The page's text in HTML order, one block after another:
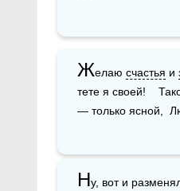
Желаю счастья и
тете я своей!
— только ясной,
Ну, вот и